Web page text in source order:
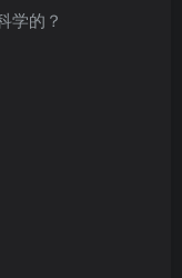
学的？